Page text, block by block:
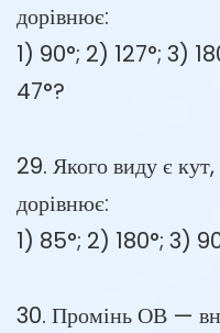
дорівнює:
1) 90°; 2) 127°; 3)
47°?
29. Якого виду є
дорівнює:
1) 85°; 2) 180°; 3)
30. Промінь ОВ —